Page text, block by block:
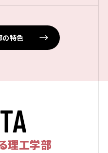
の特色
A
理工学部